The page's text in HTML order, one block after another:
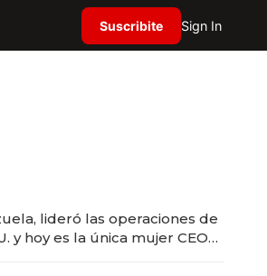
Suscribite Sign In
lideró las operaciones de
y hoy es la única mujer CEO